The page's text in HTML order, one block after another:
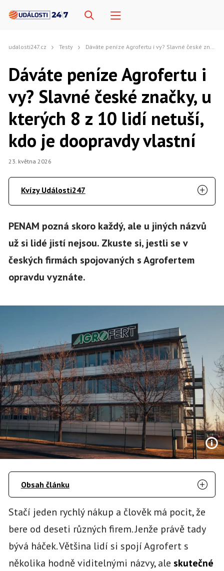
udalosti247.cz Testy Dáváte peníze Agrofertu i vy? Slavné české značky, u kterých 8 z 10 lidí netuší, kdo je doopravdy vlastní
Dáváte peníze Agrofertu i
vy? Slavné české značky, u
kterých 8 z 10 lidí netuší,
kdo je doopravdy vlastní
23. května 2026
Kvízy Události247
PENAM pozná skoro každý, ale u jiných názvů
už si lidé jistí nejsou. Zkuste si, jestli se v
českých firmách spojovaných s Agrofertem
opravdu vyznáte.
Obsah článku
Stačí jeden rychlý nákup a člověk má pocit, že
bere od deseti různých firem. Jenže právě tady
bývá háček. Většina lidí si spojí Agrofert s
několika hodně viditelnými názvy, ale skutečné